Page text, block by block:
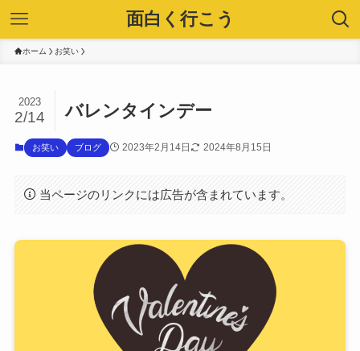
面白く行こう
ホーム お笑い
バレンタインデー
2023
2/14
お笑い ブログ 2023年2月14日 2024年8月15日
当ページのリンクには広告が含まれています。